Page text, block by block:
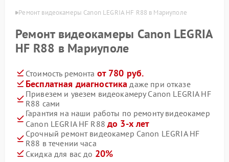
Ремонт видеокамеры Canon LEGRIA HF R88 в Мариуполе
Ремонт видеокамеры Canon LEGRIA
HF R88 в Мариуполе
Стоимость ремонта от 780 руб.
Бесплатная диагностика даже при отказе
Привезем и увезем видеокамеру Canon LEGRIA HF
R88 сами
Гарантия на наши работы по ремонту видеокамер
Canon LEGRIA HF R88 до 3-х лет
Срочный ремонт видеокамер Canon LEGRIA HF
R88 в течении часа
Скидка для вас до 20%